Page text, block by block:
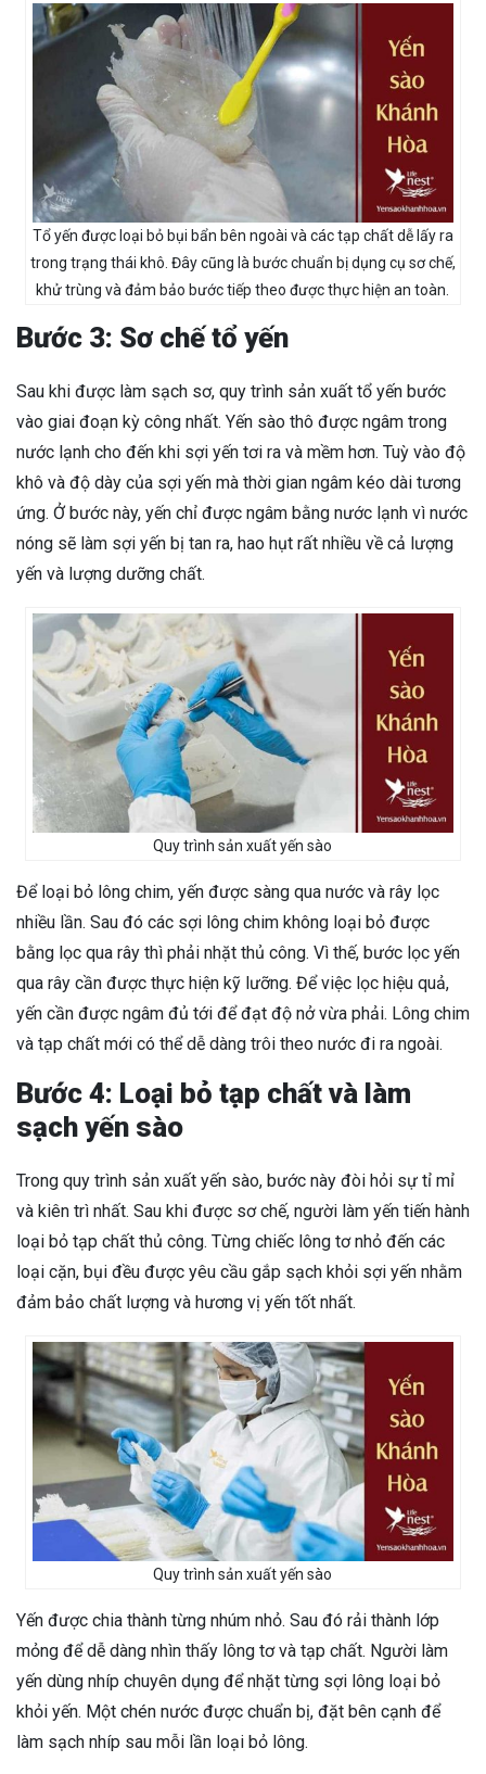
Tổ yến được loại bỏ bụi bẩn bên ngoài và các tạp chất dễ lấy ra
trong trạng thái khô. Đây cũng là bước chuẩn bị dụng cụ sơ chế,
khử trùng và đảm bảo bước tiếp theo được thực hiện an toàn.
Bước 3: Sơ chế tổ yến
Sau khi được làm sạch sơ, quy trình sản xuất tổ yến bước
vào giai đoạn kỳ công nhất. Yến sào thô được ngâm trong
nước lạnh cho đến khi sợi yến tơi ra và mềm hơn. Tuỳ vào độ
khô và độ dày của sợi yến mà thời gian ngâm kéo dài tương
ứng. Ở bước này, yến chỉ được ngâm bằng nước lạnh vì nước
nóng sẽ làm sợi yến bị tan ra, hao hụt rất nhiều về cả lượng
yến và lượng dưỡng chất.
Quy trình sản xuất yến sào
Để loại bỏ lông chim, yến được sàng qua nước và rây lọc
nhiều lần. Sau đó các sợi lông chim không loại bỏ được
bằng lọc qua rây thì phải nhặt thủ công. Vì thế, bước lọc yến
qua rây cần được thực hiện kỹ lưỡng. Để việc lọc hiệu quả,
yến cần được ngâm đủ tới để đạt độ nở vừa phải. Lông chim
và tạp chất mới có thể dễ dàng trôi theo nước đi ra ngoài.
Bước 4: Loại bỏ tạp chất và làm
sạch yến sào
Trong quy trình sản xuất yến sào, bước này đòi hỏi sự tỉ mỉ
và kiên trì nhất. Sau khi được sơ chế, người làm yến tiến hành
loại bỏ tạp chất thủ công. Từng chiếc lông tơ nhỏ đến các
loại cặn, bụi đều được yêu cầu gắp sạch khỏi sợi yến nhằm
đảm bảo chất lượng và hương vị yến tốt nhất.
Quy trình sản xuất yến sào
Yến được chia thành từng nhúm nhỏ. Sau đó rải thành lớp
mỏng để dễ dàng nhìn thấy lông tơ và tạp chất. Người làm
yến dùng nhíp chuyên dụng để nhặt từng sợi lông loại bỏ
khỏi yến. Một chén nước được chuẩn bị, đặt bên cạnh để
làm sạch nhíp sau mỗi lần loại bỏ lông.